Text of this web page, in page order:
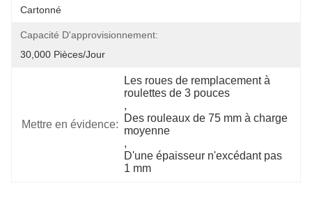
Cartonné
Capacité D'approvisionnement:
30,000 Pièces/jour
Mettre en évidence:
Les roues de remplacement à
roulettes de 3 pouces
,
Des rouleaux de 75 mm à charge
moyenne
,
D'une épaisseur n'excédant pas
1 mm